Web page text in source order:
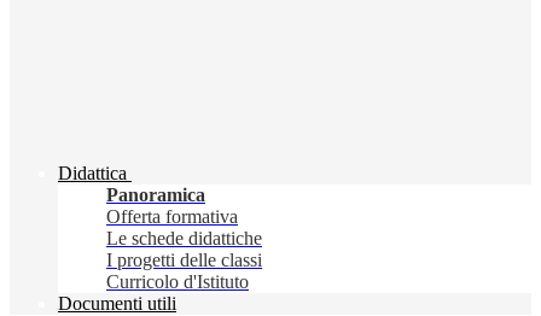
Didattica
Panoramica
Offerta formativa
Le schede didattiche
I progetti delle classi
Curricolo d'Istituto
Documenti utili